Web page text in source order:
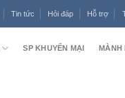
Tin tức Hỏi đáp Hỗ trợ
SP KHUYẾN MẠI MÀNH